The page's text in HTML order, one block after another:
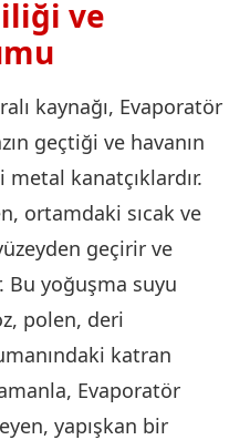
ve
kaynağı, Evaporatör
geçtiği ve havanın
kanatçıklardır.
ortamdaki sıcak ve
geçirir ve
Bu yoğuşma suyu
polen, deri
katran
Evaporatör
yapışkan bir